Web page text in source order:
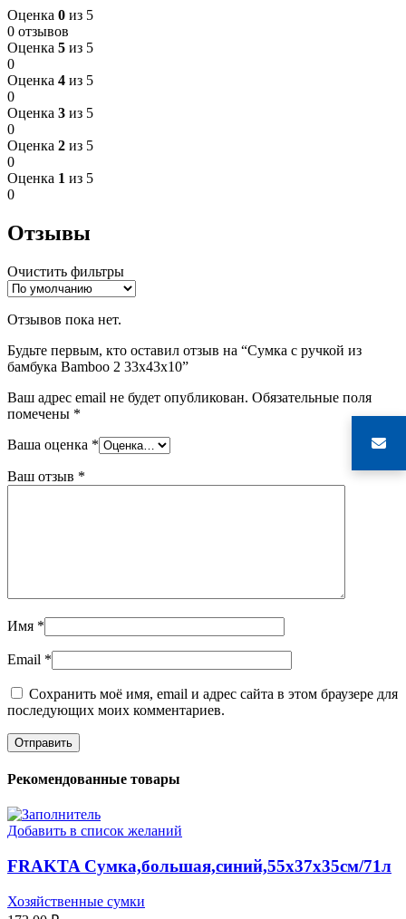
Оценка 0 из 5
0 отзывов
Оценка 5 из 5
0
Оценка 4 из 5
0
Оценка 3 из 5
0
Оценка 2 из 5
0
Оценка 1 из 5
0
Отзывы
Очистить фильтры
Отзывов пока нет.
Будьте первым, кто оставил отзыв на “Сумка с ручкой из
бамбука Bamboo 2 33х43х10”
Ваш адрес email не будет опубликован. Обязательные поля
помечены *
Ваша оценка *
Ваш отзыв *
Имя *
Email *
Сохранить моё имя, email и адрес сайта в этом браузере для
последующих моих комментариев.
Рекомендованные товары
Добавить в список желаний
FRAKTA Сумка,большая,синий,55x37x35см/71л
Хозяйственные сумки